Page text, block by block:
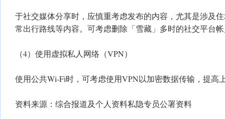
于社交媒体分享时，应慎重考虑发布的内容，尤其是涉及
常出行路线等内容。可考虑删除「雪藏」多时的社交平台
（4）使用虚拟私人网络（VPN）
使用公共Wi-Fi时，可考虑使用VPN以加密数据传输，提高
资料来源：综合报道及个人资料私隐专员公署资料